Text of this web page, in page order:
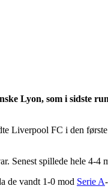
Lyon, som i sidste
Liverpool FC i den
Senest spillede hele 4-4
de vandt 1-0 mod Serie A